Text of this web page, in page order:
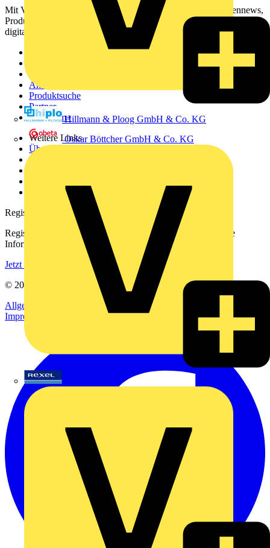
Hillmann & Ploog GmbH & Co. KG
Oskar Böttcher GmbH & Co. KG
Mit Voltimum erhalten Elektrofachkräfte Zugang zu Branchennews,
Produktinformationen, Schulungen und Tools – alles auf einer
digitalen Plattform und Community.
Akademie
Produktsuche
Partner
Voltimum+
Weitere Links
Über uns
Kontakt
voltimum.com
Registrierung
Registrieren Sie sich kostenlos und erhalten Sie stets aktuelle
Informationen aus der Elektroindustrie.
Jetzt registrieren
© 2002-
Allgemeine Geschäftsbedingungen
Datenschutzerklärung
Impressum